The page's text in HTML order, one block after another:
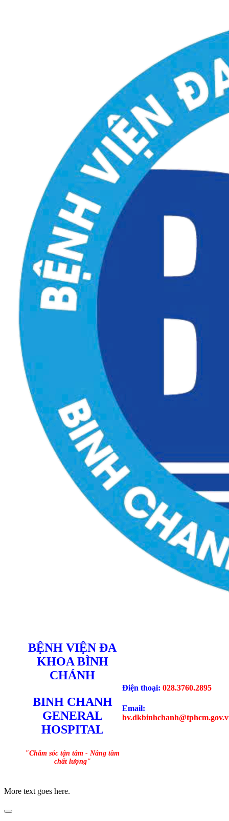
BỆNH VIỆN ĐA
KHOA BÌNH
CHÁNH
BINH CHANH
GENERAL
HOSPITAL
"Chăm sóc tận tâm - Nâng tầm
chất lượng"
Điện thoại: 028.3760.2895
Email:
More text goes here.